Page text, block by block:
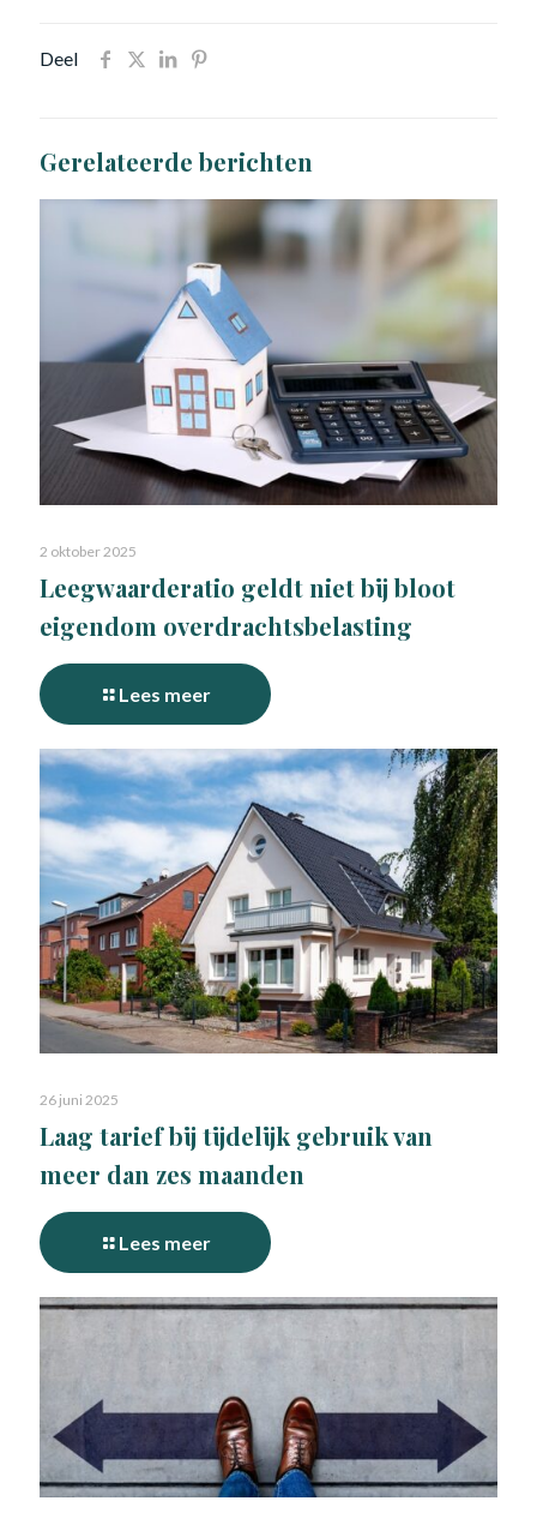
Deel
Gerelateerde berichten
2 oktober 2025
Leegwaarderatio geldt niet bij bloot
eigendom overdrachtsbelasting
Lees meer
26 juni 2025
Laag tarief bij tijdelijk gebruik van
meer dan zes maanden
Lees meer